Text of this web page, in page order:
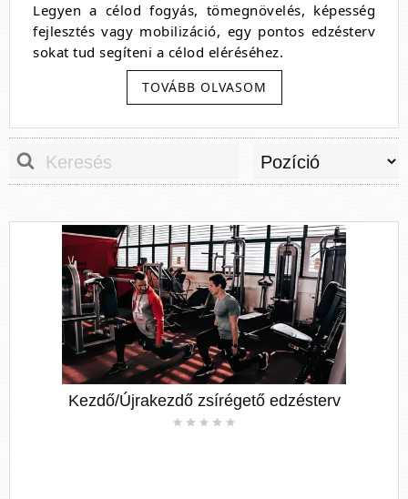
Legyen a célod fogyás, tömegnövelés, képesség
fejlesztés vagy mobilizáció, egy pontos edzésterv
sokat tud segíteni a célod eléréséhez.
És ki állítja össze az edzésterveket? Egy rövid
Sziasztok!
Mikl Tamás vagyok, okleveles személyi edző.
Tudásomat a Fitness Company csapatánál
szereztem évekkel ezelőtt, azóta pedig ebben a
szakmában dolgozom. Nem túlzás, ha azt
TOVÁBB OLVASOM
Kezdő/Újrakezdő zsírégető edzésterv